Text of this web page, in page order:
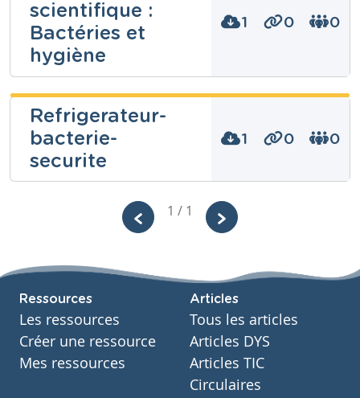
scientifique :
Bactéries et
hygiène
1 0 0
Niveau
Fondamental
Cours
Eveil scientifique
Primaire – Sixième année
Refrigerateur-
bacterie-
securite
1 0 0
Secondaire
Cuisine et salle
Année
Secondaire – Troisième année
Tags
bacterie, rangement
1 / 1
Ressources
Les ressources
Créer une ressource
Mes ressources
Articles
Tous les articles
Articles DYS
Articles TIC
Circulaires